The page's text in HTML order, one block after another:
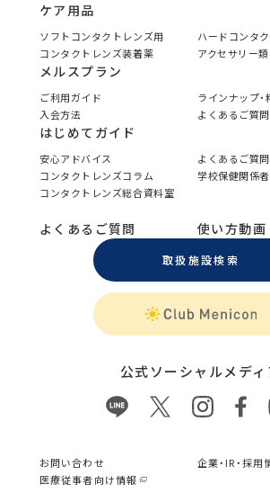
ケア用品
ソフトコンタクトレンズ用
ハードコンタ
コンタクトレンズ装着薬
アクセサリー類
メルスプラン
ご利用ガイド
ラインナップ・
入会方法
よくあるご質問
はじめてガイド
安心アドバイス
よくあるご質問
コンタクトレンズコラム
学校保健関係
コンタクトレンズ総合資料室
よくあるご質問 使い方動画
取扱施設検索
公式ソーシャルメディ
お問い合わせ
企業・IR・採用
医療従事者向け情報